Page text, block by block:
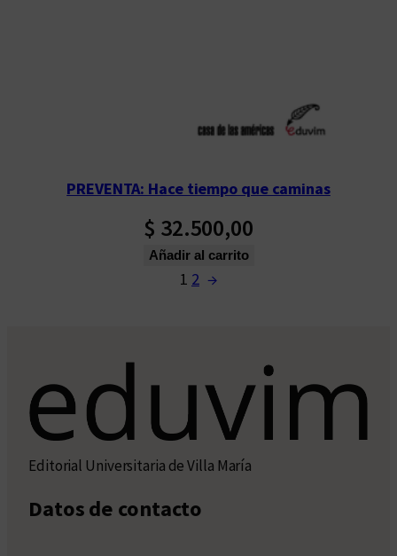
PREVENTA: Hace tiempo que caminas
$ 32.500,00
Añadir al carrito
1 2 →
Editorial Universitaria de Villa María
Datos de contacto